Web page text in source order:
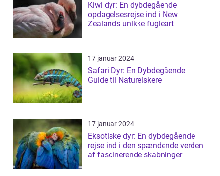
Kiwi dyr: En dybdegående
opdagelsesrejse ind i New
Zealands unikke fugleart
17 januar 2024
Safari Dyr: En Dybdegående
Guide til Naturelskere
17 januar 2024
Eksotiske dyr: En dybdegående
rejse ind i den spændende verden
af fascinerende skabninger